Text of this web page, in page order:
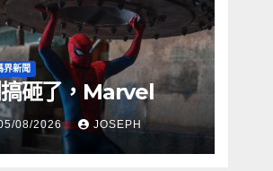
界新聞
砸了，Marvel
08/2026 JOSEPH